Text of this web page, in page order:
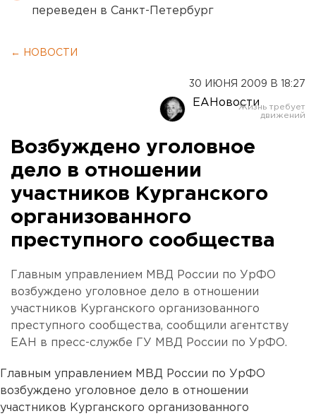
переведен в Санкт-Петербург
← НОВОСТИ
30 ИЮНЯ 2009 В 18:27
ЕАНовости
Возбуждено уголовное
дело в отношении
участников Курганского
организованного
преступного сообщества
Главным управлением МВД России по УрФО
возбуждено уголовное дело в отношении
участников Курганского организованного
преступного сообщества, сообщили агентству
ЕАН в пресс-службе ГУ МВД России по УрФО.
Главным управлением МВД России по УрФО
возбуждено уголовное дело в отношении
участников Курганского организованного